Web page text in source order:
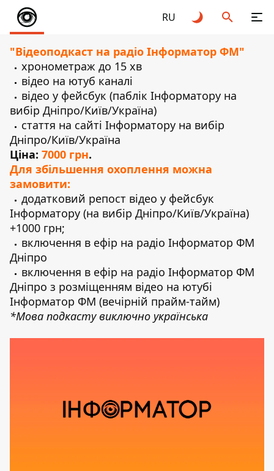
RU
"Відеоподкаст на радіо Інформатор ФМ"
хронометраж до 15 хв
відео на ютуб каналі
відео у фейсбук (паблік Інформатору на
вибір Дніпро/Київ/Україна)
стаття на сайті Інформатору на вибір
Дніпро/Київ/Україна
Ціна: 7000 грн.
Для збільшення охоплення можна
замовити:
додатковий репост відео у фейсбук
Інформатору (на вибір Дніпро/Київ/Україна)
+1000 грн;
включення в ефір на радіо Інформатор ФМ
Дніпро
включення в ефір на радіо Інформатор ФМ
Дніпро з розміщенням відео на ютубі
Інформатор ФМ (вечірній прайм-тайм)
*Мова подкасту виключно українська